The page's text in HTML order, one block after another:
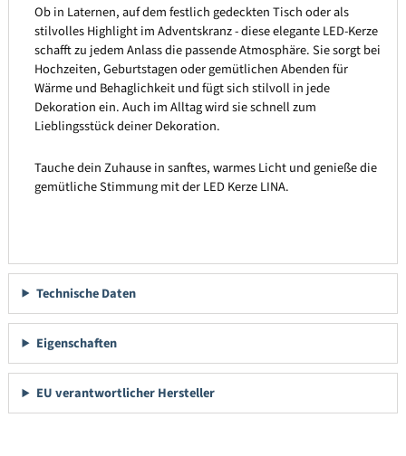
Ob in Laternen, auf dem festlich gedeckten Tisch oder als
stilvolles Highlight im Adventskranz - diese elegante LED-Kerze
schafft zu jedem Anlass die passende Atmosphäre. Sie sorgt bei
Hochzeiten, Geburtstagen oder gemütlichen Abenden für
Wärme und Behaglichkeit und fügt sich stilvoll in jede
Dekoration ein. Auch im Alltag wird sie schnell zum
Lieblingsstück deiner Dekoration.
Tauche dein Zuhause in sanftes, warmes Licht und genieße die
gemütliche Stimmung mit der LED Kerze LINA.
Technische Daten
Eigenschaften
EU verantwortlicher Hersteller